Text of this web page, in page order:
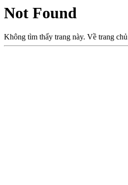
Not Found
Không tìm thấy trang này. Về trang chủ